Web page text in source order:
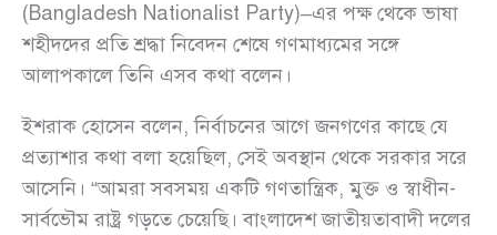
(Bangladesh Nationalist Party)–এর পক্ষ থেকে ভাষা
শহীদদের প্রতি শ্রদ্ধা নিবেদন শেষে গণমাধ্যমের সঙ্গে
আলাপকালে তিনি এসব কথা বলেন।
ইশরাক হোসেন বলেন, নির্বাচনের আগে জনগণের কাছে যে
প্রত্যাশার কথা বলা হয়েছিল, সেই অবস্থান থেকে সরকার সরে
আসেনি। “আমরা সবসময় একটি গণতান্ত্রিক, মুক্ত ও স্বাধীন-
সার্বভৌম রাষ্ট্র গড়তে চেয়েছি। বাংলাদেশ জাতীয়তাবাদী দলের